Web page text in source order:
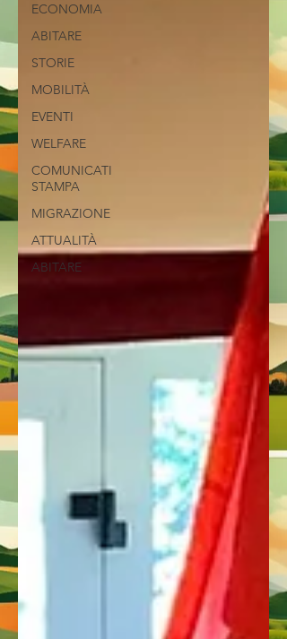
ECONOMIA
ABITARE
STORIE
MOBILITÀ
EVENTI
WELFARE
COMUNICATI
STAMPA
MIGRAZIONE
ATTUALITÀ
ABITARE